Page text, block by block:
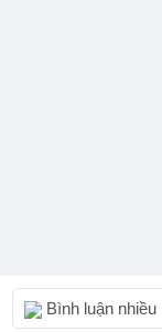
Bình luận nhiều